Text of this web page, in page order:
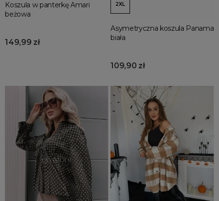
Koszula w panterkę Amari
beżowa
149,99 zł
2XL
Asymetryczna koszula Panama
biała
109,90 zł